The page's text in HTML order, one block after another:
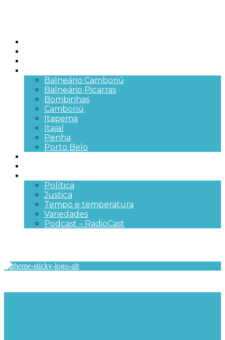
Balneário Camboriú
Balneário Piçarras
Bombinhas
Camboriú
Itapema
Itajaí
Penha
Porto Belo
Política
Justiça
Tempo e temperatura
Variedades
Podcast – RadioCast